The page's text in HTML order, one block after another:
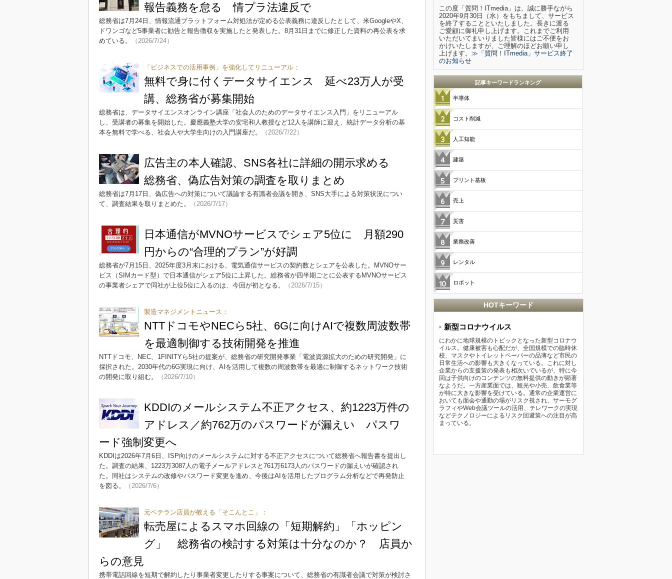
報告義務を怠る 情プラ法違反で
総務省は7月24日、情報流通プラットフォーム対処法が定める公表義務に違反したとして、米GoogleやX、
ドワンゴなど5事業者に勧告と報告徴収を実施したと発表した。8月31日までに修正した資料の再公表を求
めている。
（2026/7/24）
「ビジネスでの活用事例」を強化してリニューアル：
無料で身に付くデータサイエンス 延べ23万人が受
講、総務省が募集開始
総務省は、データサイエンスオンライン講座「社会人のためのデータサイエンス入門」をリニューアル
し、受講者の募集を開始した。慶應義塾大学の安宅和人教授など12人を講師に迎え、統計データ分析の基
本を無料で学べる、社会人や大学生向けの入門講座だ。
（2026/7/22）
広告主の本人確認、SNS各社に詳細の開示求める
総務省、偽広告対策の調査を取りまとめ
総務省は7月17日、偽広告への対策について議論する有識者会議を開き、SNS大手による対策状況につい
て、調査結果を取りまとめた。
（2026/7/17）
日本通信がMVNOサービスでシェア5位に 月額290
円からの“合理的プラン”が好調
総務省が7月15日、2025年度3月末における、電気通信サービスの契約数とシェアを公表した。MVNOサー
ビス（SIMカード型）で日本通信がシェア5位に上昇した。総務省が四半期ごとに公表するMVNOサービス
の事業者シェアで同社が上位5位に入るのは、今回が初となる。
（2026/7/15）
製造マネジメントニュース：
NTTドコモやNECら5社、6Gに向けAIで複数周波数帯
を最適制御する技術開発を推進
NTTドコモ、NEC、1FINITYら5社の提案が、総務省の研究開発事業「電波資源拡大のための研究開発」に
採択された。2030年代の6G実現に向け、AIを活用して複数の周波数帯を最適に制御するネットワーク技術
の開発に取り組む。
（2026/7/10）
KDDIのメールシステム不正アクセス、約1223万件の
アドレス／約762万のパスワードが漏えい パスワ
ード強制変更へ
KDDIは2026年7月6日、ISP向けのメールシステムに対する不正アクセスについて総務省へ報告書を提出し
た。調査の結果、1223万3087人の電子メールアドレスと761万6173人のパスワードの漏えいが確認され
た。同社はシステムの改修やパスワード変更を進め、今後はAIを活用したプログラム分析などで再発防止
を図る。
（2026/7/6）
元ベテラン店員が教える「そこんとこ」：
転売屋によるスマホ回線の「短期解約」「ホッピン
グ」 総務省の検討する対策は十分なのか？ 店員か
らの意見
携帯電話回線を短期で解約したり事業者変更したりする事案について、総務省の有識者会議で対策が検討さ
この度「質問！ITmedia」は、誠に勝手ながら
2020年9月30日（水）をもちまして、サービス
を終了することといたしました。長きに渡る
ご愛顧に御礼申し上げます。これまでご利用
いただいてまいりました皆様にはご不便をお
かけいたしますが、ご理解のほどお願い申し
上げます。 ≫「質問！ITmedia」サービス終了
のお知らせ
記事キーワードランキング
半導体
コスト削減
人工知能
建築
プリント基板
売上
災害
業務改善
レンタル
ロボット
HOTキーワード
新型コロナウイルス
にわかに地球規模のトピックとなった新型コロナウ
イルス。健康被害も心配だが、全国規模での臨時休
校、マスクやトイレットペーパーの品薄など市民の
日常生活への影響も大きくなっている。これに対し
企業からの支援策の発表も相次いでいるが、特に今
回は子供向けのコンテンツの無料提供の動きが顕著
なようだ。一方産業面では、観光や小売、飲食業等
が特に大きな影響を受けている。通常の企業運営に
おいても面会や通勤の場がリスク視され、サーモグ
ラフィやWeb会議ツールの活用、テレワークの実現
などテクノロジーによるリスク回避策への注目が高
まっている。